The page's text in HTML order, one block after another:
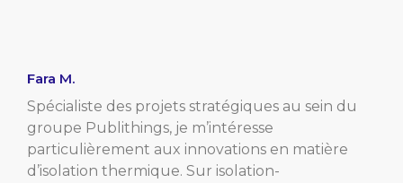
Fara M.
Spécialiste des projets stratégiques au sein du
groupe Publithings, je m’intéresse
particulièrement aux innovations en matière
d’isolation thermique. Sur isolation-